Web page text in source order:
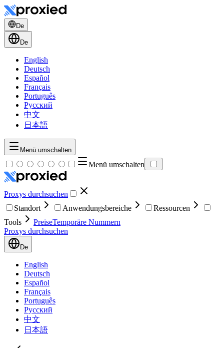
De
De
English
Deutsch
Español
Français
Português
Русский
中文
日本語
Menü umschalten
Menü umschalten
Proxys durchsuchen
Standort
Anwendungsbereiche
Ressourcen
Tools
PreiseTemporäre Nummern
Proxys durchsuchen
De
English
Deutsch
Español
Français
Português
Русский
中文
日本語